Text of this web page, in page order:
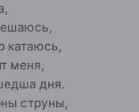
катаюсь,
меня,
дня.
струны,